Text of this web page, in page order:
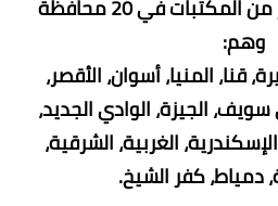
سيتم افتتاح عدد كبير من المكتبات في 20 محافظة
وهم:
قنا، المنيا، أسوان، الأقصر،
الجيزة، الوادي الجديد،
الغربية، الشرقية،
دمياط، كفر الشيخ.